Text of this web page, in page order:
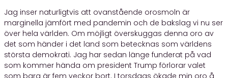
Jag inser naturligtvis att ovanstående orosmoln är
marginella jämfört med pandemin och de bakslag vi nu ser
över hela världen. Om möjligt överskuggas denna oro av
det som händer i det land som betecknas som världens
största demokrati. Jag har sedan länge funderat på vad
som kommer hända om president Trump förlorar valet
som bara är fem veckor bort. I torsdags ökade min oro å